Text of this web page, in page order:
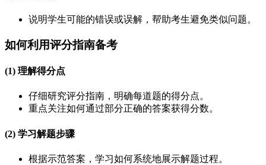
说明学生可能的错误或误解，帮助考生避免类似问题。
如何利用评分指南备考
(1) 理解得分点
仔细研究评分指南，明确每道题的得分点。
重点关注如何通过部分正确的答案获得分数。
(2) 学习解题步骤
根据示范答案，学习如何系统地展示解题过程。